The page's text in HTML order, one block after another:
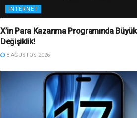
İNTERNET
X’in Para Kazanma Programında Büyük
Değişiklik!
8 AĞUSTOS 2026